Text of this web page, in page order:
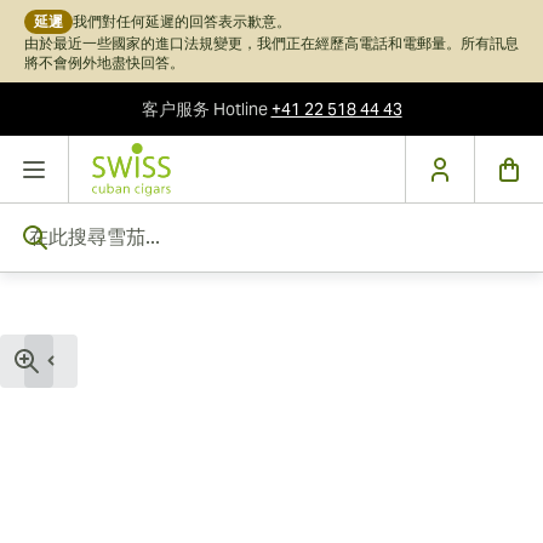
延遲 我們對任何延遲的回答表示歉意。
由於最近一些國家的進口法規變更，我們正在經歷高電話和電郵量。所有訊息
將不會例外地盡快回答。
客户服务 Hotline+41 22 518 44 43